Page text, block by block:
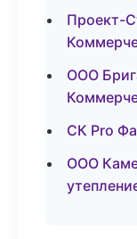
Проект-
ООО
СК Pro
ООО